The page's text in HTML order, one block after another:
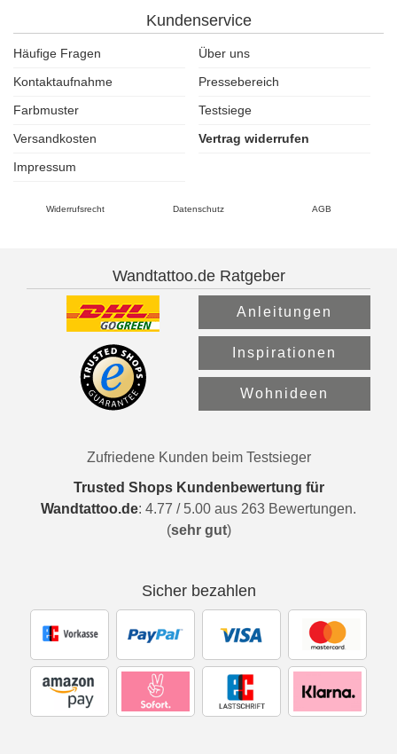
Kundenservice
Häufige Fragen
Über uns
Kontaktaufnahme
Pressebereich
Farbmuster
Testsiege
Versandkosten
Vertrag widerrufen
Impressum
Widerrufsrecht Datenschutz AGB
Wandtattoo.de Ratgeber
Anleitungen
Inspirationen
Wohnideen
Zufriedene Kunden beim Testsieger
Trusted Shops Kundenbewertung für
Wandtattoo.de: 4.77 / 5.00 aus 263 Bewertungen.
(sehr gut)
Sicher bezahlen